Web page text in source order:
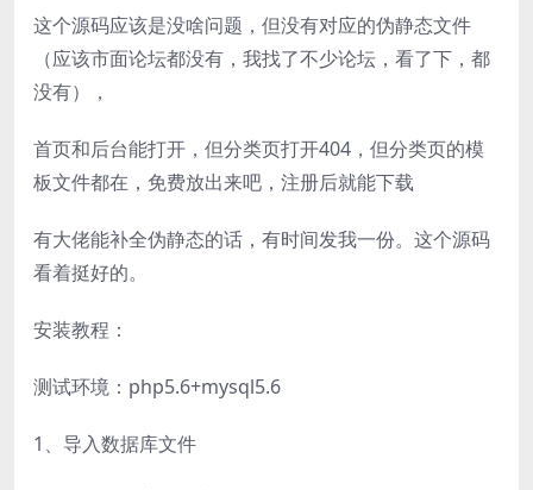
这个源码应该是没啥问题，但没有对应的伪静态文件
（应该市面论坛都没有，我找了不少论坛，看了下，都
没有），
首页和后台能打开，但分类页打开404，但分类页的模
板文件都在，免费放出来吧，注册后就能下载
有大佬能补全伪静态的话，有时间发我一份。这个源码
看着挺好的。
安装教程：
测试环境：php5.6+mysql5.6
1、导入数据库文件